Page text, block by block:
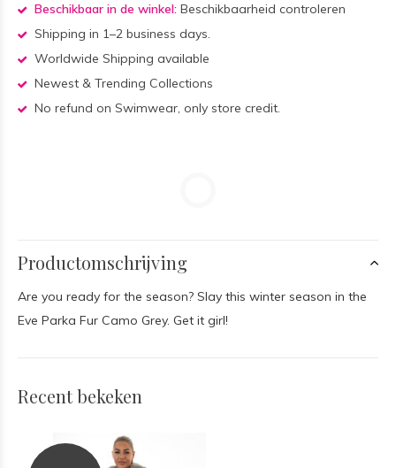
Beschikbaar in de winkel: Beschikbaarheid controleren
Shipping in 1–2 business days.
Worldwide Shipping available
Newest & Trending Collections
No refund on Swimwear, only store credit.
Productomschrijving
Are you ready for the season? Slay this winter season in the
Eve Parka Fur Camo Grey. Get it girl!
Recent bekeken